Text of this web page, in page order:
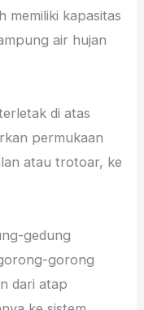
memiliki kapasitas
air hujan
di atas
permukaan
atau trotoar, ke
gedung
gorong
dari atap